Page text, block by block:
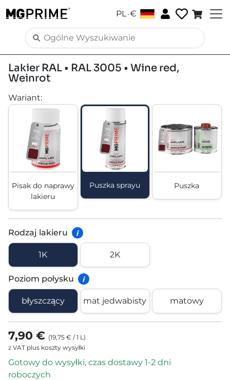
PL.€
Lakier RAL • RAL 3005 • Wine red,
Weinrot
Wariant:
Pisak do naprawy
lakieru
Puszka sprayu Puszka
Rodzaj lakieru i
1K 2K
Poziom połysku i
błyszczący mat jedwabisty matowy
7,90 € (19,75 € /1 L )
z VAT plus koszty wysyłki
Gotowy do wysyłki, czas dostawy 1-2 dni
roboczych